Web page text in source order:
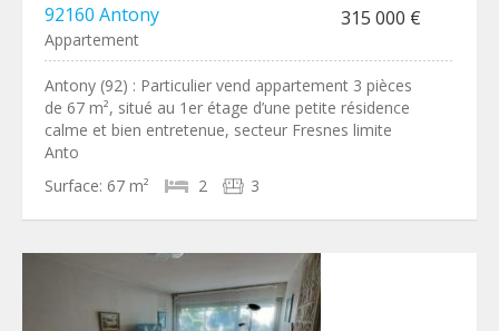
92160 Antony 315 000 €
Appartement
Antony (92) : Particulier vend appartement 3 pièces
de 67 m², situé au 1er étage d’une petite résidence
calme et bien entretenue, secteur Fresnes limite
Anto
Surface: 67 m² 2 3